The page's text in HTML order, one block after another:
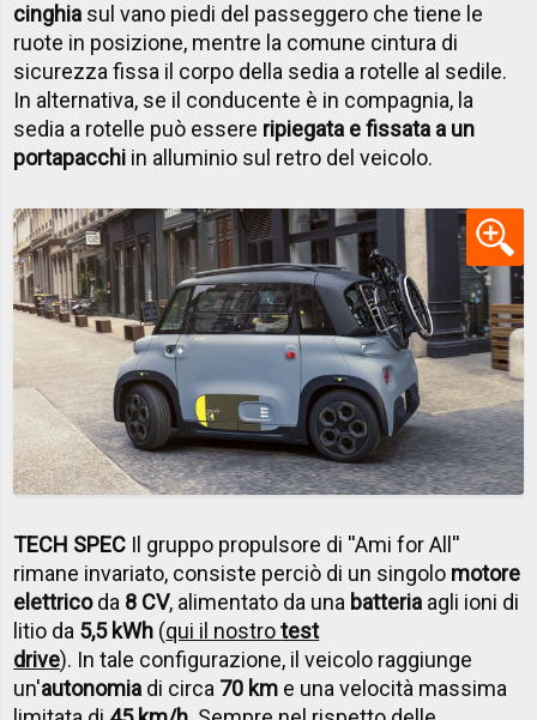
cinghia sul vano piedi del passeggero che tiene le
ruote in posizione, mentre la comune cintura di
sicurezza fissa il corpo della sedia a rotelle al sedile.
In alternativa, se il conducente è in compagnia, la
sedia a rotelle può essere ripiegata e fissata a un
portapacchi in alluminio sul retro del veicolo.
TECH SPEC Il gruppo propulsore di ''Ami for All''
rimane invariato, consiste perciò di un singolo motore
elettricoda 8 CV, alimentato da una batteria agli ioni di
litio da 5,5 kWh (qui il nostrotest
drive). In tale configurazione, il veicolo raggiunge
un'autonomia di circa 70 km e una velocità massima